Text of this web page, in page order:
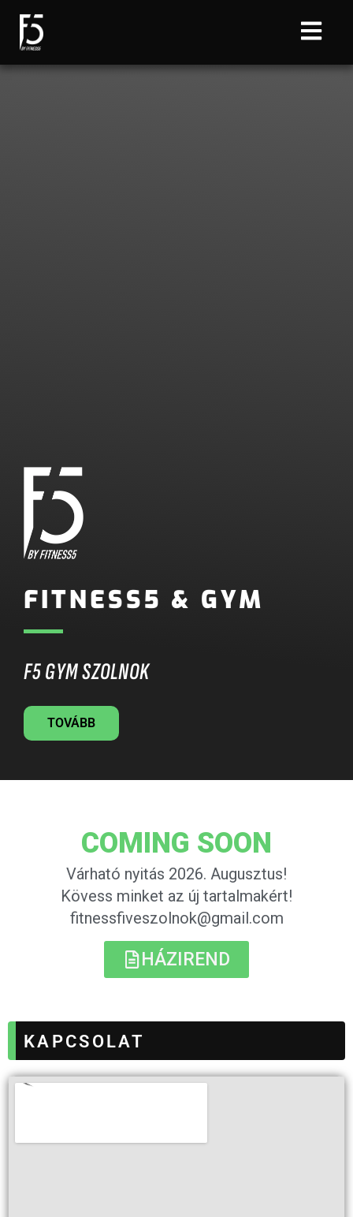
FITNESS5 & GYM
F5 GYM SZOLNOK
TOVÁBB
COMING SOON
Várható nyitás 2026. Augusztus!
Kövess minket az új tartalmakért!
fitnessfiveszolnok@gmail.com
HÁZIREND
KAPCSOLAT